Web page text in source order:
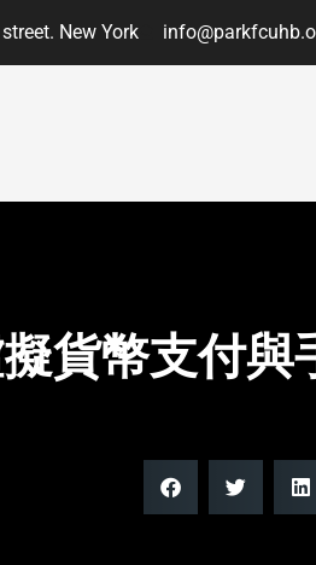
New York
貨幣支付與